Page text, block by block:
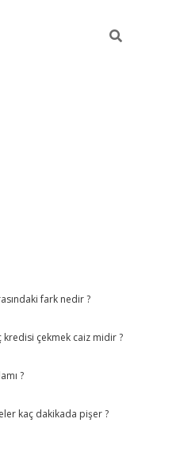
fark nedir ?
kredisi çekmek caiz midir ?
?
kaç dakikada pişer ?